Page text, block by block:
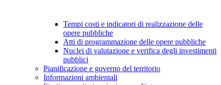
Tempi costi e indicatori di realizzazione delle
opere pubbliche
Atti di programmazione delle opere pubbliche
Nuclei di valutazione e verifica degli investimenti
pubblici
Pianificazione e governo del territorio
Informazioni ambientali